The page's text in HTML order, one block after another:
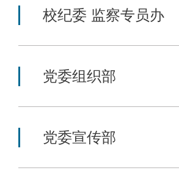
校纪委 监察专员办
党委组织部
党委宣传部